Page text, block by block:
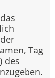
Tag
des